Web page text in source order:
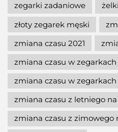
zegarki zadaniowe
złoty zegarek męski
zmiana czasu 2021
zmiana czasu w
zmiana czasu w zegarkach
zmiana czasu z letniego
zmiana czasu z zimowego